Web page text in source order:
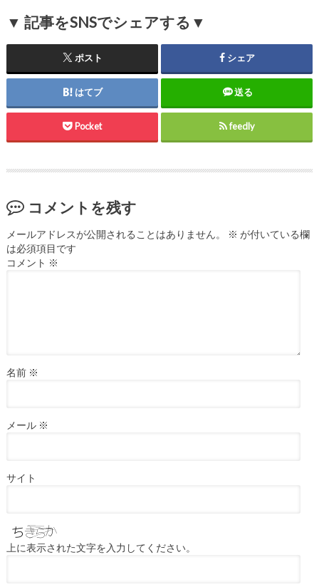
▼ 記事をSNSでシェアする▼
ポスト シェア
はてブ 送る
Pocket feedly
コメントを残す
メールアドレスが公開されることはありません。 ※ が付いている欄
は必須項目です
コメント ※
名前 ※
メール ※
サイト
上に表示された文字を入力してください。